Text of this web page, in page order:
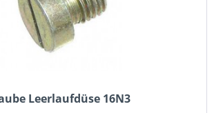
Leerlaufdüse 16N3